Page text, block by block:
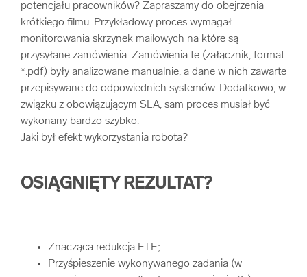
potencjału pracowników? Zapraszamy do obejrzenia
krótkiego filmu. Przykładowy proces wymagał
monitorowania skrzynek mailowych na które są
przysyłane zamówienia. Zamówienia te (załącznik, format
*.pdf) były analizowane manualnie, a dane w nich zawarte
przepisywane do odpowiednich systemów. Dodatkowo, w
związku z obowiązującym SLA, sam proces musiał być
wykonany bardzo szybko.
Jaki był efekt wykorzystania robota?
COOKIE SETTINGS
OSIĄGNIĘTY REZULTAT?
Znacząca redukcja FTE;
Przyśpieszenie wykonywanego zadania (w